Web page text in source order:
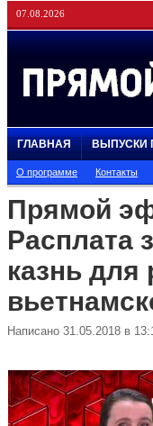
07.08.2026
ГЛАВНАЯ ВЫПУСКИ
О программе Контакты
Прямой
Расплата
казнь для
Написано 31.05.2018 в